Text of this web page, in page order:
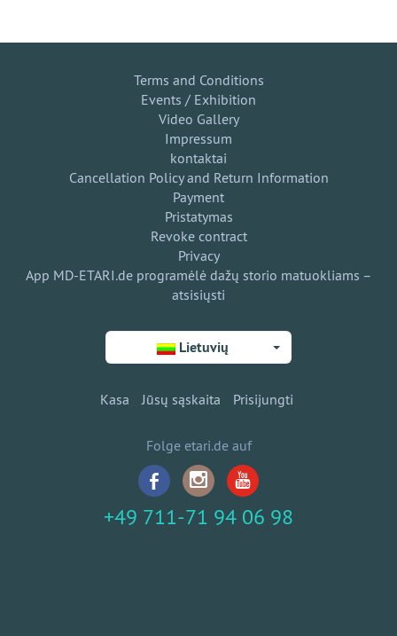
Terms and Conditions
Events / Exhibition
Video Gallery
Impressum
kontaktai
Cancellation Policy and Return Information
Payment
Pristatymas
Revoke contract
Privacy
App MD-ETARI.de programėlė dažų storio matuokliams –
atsisiųsti
Lietuvių
Kasa Jūsų sąskaita Prisijungti
Folge etari.de auf
+49 711-71 94 06 98